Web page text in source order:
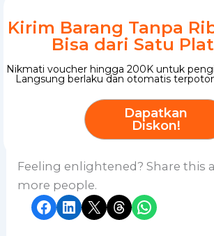
Kirim Barang Tanpa
Bisa dari Satu
Nikmati voucher hingga 200K untuk
Langsung berlaku dan otomatis
Dapatkan
Diskon!
Feeling enlightened? Share this
more people.
Share on Facebook
Share on LinkedIn
Share on X Share on Threads
Share on WhatsApp